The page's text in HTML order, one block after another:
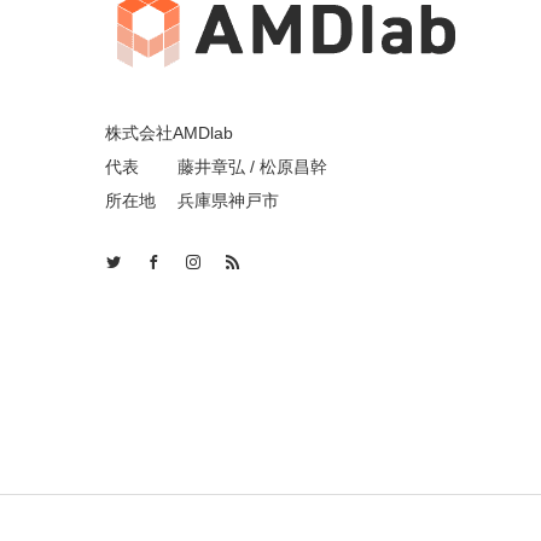
株式会社AMDlab
代表 藤井章弘 / 松原昌幹
所在地 兵庫県神戸市